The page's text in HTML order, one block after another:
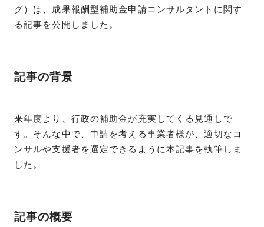
グ）は、成果報酬型補助金申請コンサルタントに関す
る記事を公開しました。
記事の背景
来年度より、行政の補助金が充実してくる見通しで
す。そんな中で、申請を考える事業者様が、適切なコ
ンサルや支援者を選定できるように本記事を執筆しま
した。
記事の概要